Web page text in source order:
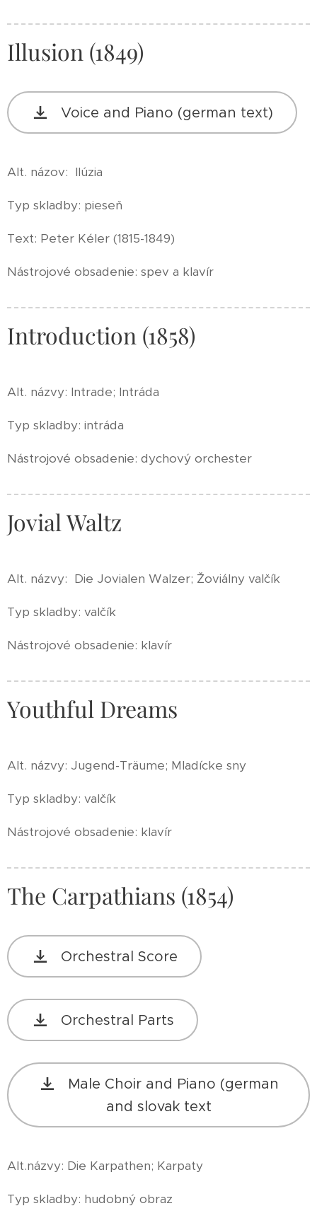
Illusion (1849)
Voice and Piano (german text)
Alt. názov: Ilúzia
Typ skladby: pieseň
Text: Peter Kéler (1815-1849)
Nástrojové obsadenie: spev a klavír
Introduction (1858)
Alt. názvy: Intrade; Intráda
Typ skladby: intráda
Nástrojové obsadenie: dychový orchester
Jovial Waltz
Alt. názvy: Die Jovialen Walzer; Žoviálny valčík
Typ skladby: valčík
Nástrojové obsadenie: klavír
Youthful Dreams
Alt. názvy: Jugend-Träume; Mladícke sny
Typ skladby: valčík
Nástrojové obsadenie: klavír
The Carpathians (1854)
Orchestral Score
Orchestral Parts
Male Choir and Piano (german
and slovak text
Alt.názvy: Die Karpathen; Karpaty
Typ skladby: hudobný obraz